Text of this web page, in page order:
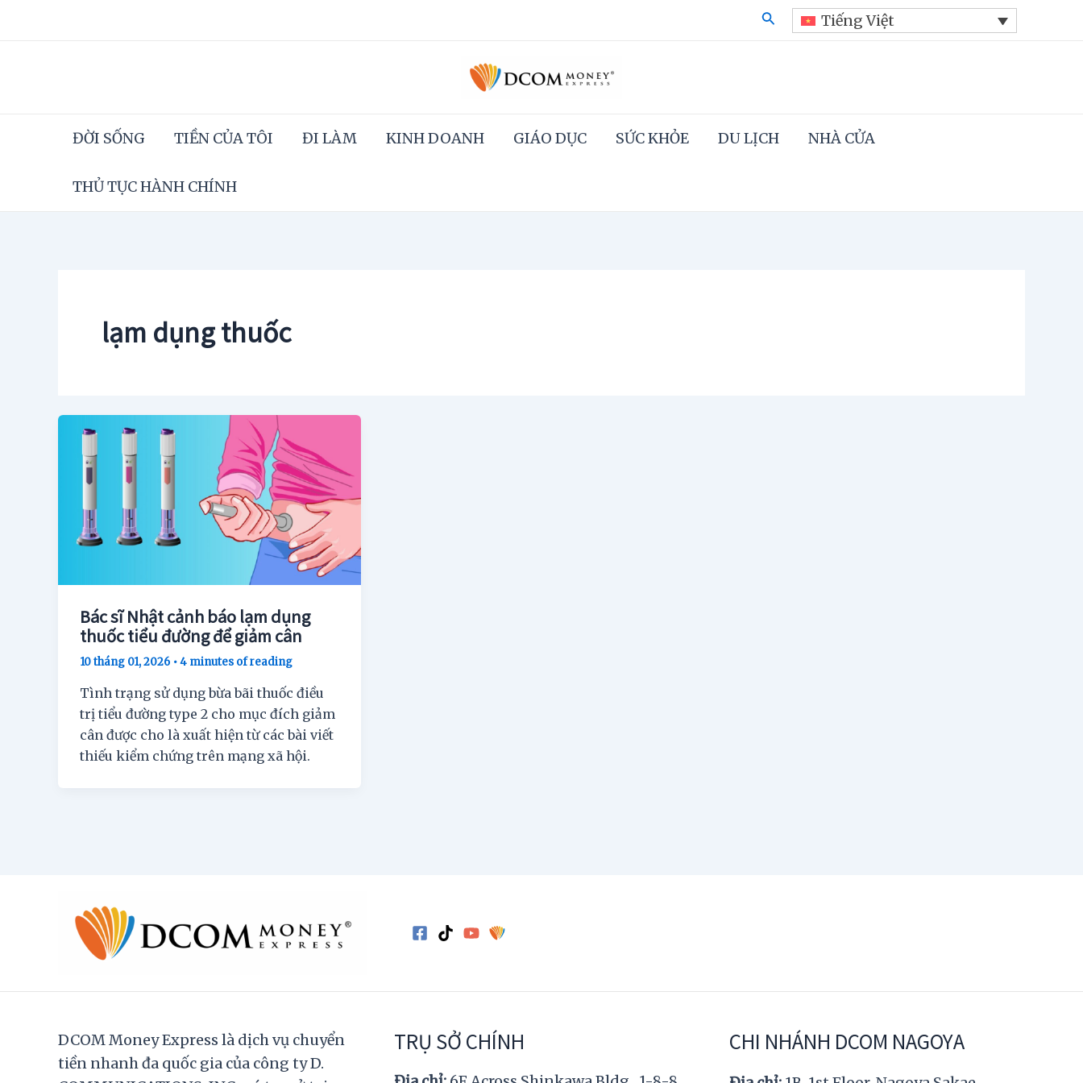
Search Tiếng Việt
ĐỜI SỐNG TIỀN CỦA TÔI ĐI LÀM KINH DOANH GIÁO DỤC SỨC KHỎE DU LỊCH NHÀ CỬA
THỦ TỤC HÀNH CHÍNH
lạm dụng thuốc
Bác sĩ Nhật cảnh báo lạm dụng
thuốc tiểu đường để giảm cân
10 tháng 01, 2026 •4 minutes of reading
Tình trạng sử dụng bừa bãi thuốc điều
trị tiểu đường type 2 cho mục đích giảm
cân được cho là xuất hiện từ các bài viết
thiếu kiểm chứng trên mạng xã hội.
DCOM Money Express là dịch vụ chuyển
tiền nhanh đa quốc gia của công ty D.
TRỤ SỞ CHÍNH CHI NHÁNH DCOM NAGOYA